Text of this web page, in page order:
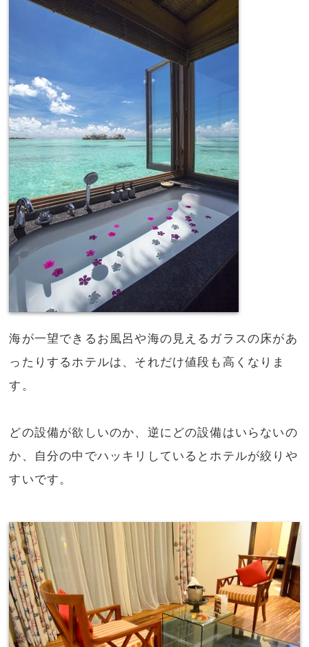
海が一望できるお風呂や海の見えるガラスの床があ
ったりするホテルは、それだけ値段も高くなりま
す。
どの設備が欲しいのか、逆にどの設備はいらないの
か、自分の中でハッキリしているとホテルが絞りや
すいです。